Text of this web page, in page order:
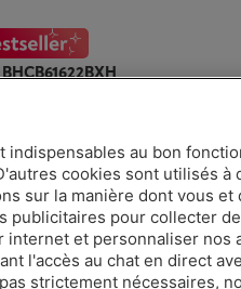
BHCB61622BXH
évacuation air: Évacuation
air maximal en évacuation: 613
au bon
cookies sont utilisés à
sur la manière dont vous et
publicitaires pour collecter
et personnaliser nos
l'accès au chat en direct
strictement nécessaires,